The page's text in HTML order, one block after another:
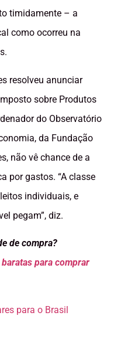
timidamente – a
como ocorreu na
resolveu anunciar
sobre Produtos
do Observatório
da Fundação
não vê chance de a
por gastos. “A classe
individuais, e
pegam”, diz.
de compra?
para comprar
para o Brasil